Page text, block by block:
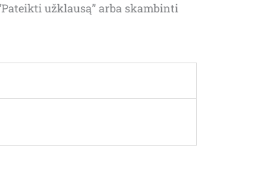
užklausą” arba skambinti